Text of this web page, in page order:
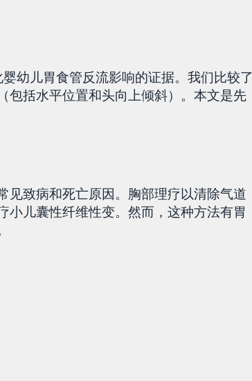
幼儿胃食管反流影响的证据。我们比较了
包括水平位置和头向上倾斜）。本文是先
见致病和死亡原因。胸部理疗以清除气道
小儿囊性纤维性变。然而，这种方法有胃